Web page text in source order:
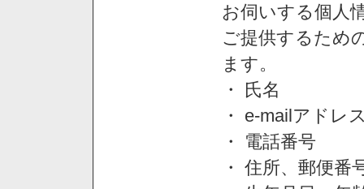
お伺いする個人
ご提供するため
ます。
・ 氏名
・ e-mailアドレ
・ 電話番号
・ 住所、郵便番